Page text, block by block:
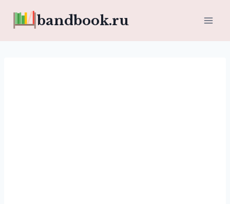
bandbook.ru